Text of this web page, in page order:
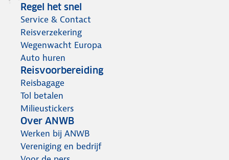
Regel het snel
Service & Contact
Reisverzekering
Wegenwacht Europa
Auto huren
Reisvoorbereiding
Reisbagage
Tol betalen
Milieustickers
Over ANWB
Werken bij ANWB
Vereniging en bedrijf